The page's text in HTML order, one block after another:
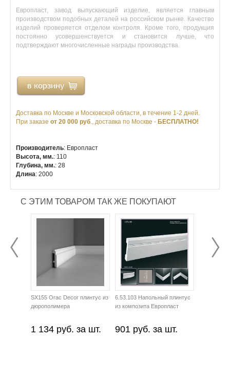
Европласт, завод выпускающий изделие, является главным
производством подобных деталей на российском рынке. Качество
изделий проверяется отделом контроля. Кроме того, продукция
постоянно усовершенствуется и становится лучше, что
подтверждают многочисленные награды производства.
Доставка по Москве и Московской области, в течение 1-2 дней.
При заказе от 20 000 руб., доставка по Москве - БЕСПЛАТНО!
Производитель: Европласт
Высота, мм.: 110
Глубина, мм.: 28
Длина: 2000
С ЭТИМ ТОВАРОМ ТАК ЖЕ ПОКУПАЮТ
SX155 Orac Decor плинтус из
дюрополимера
1 134 руб. за шт.
6.53.103 Напольный плинтус
из композита Европласт
901 руб. за шт.